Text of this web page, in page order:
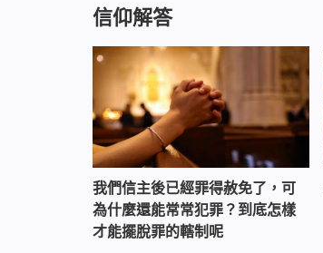
信仰解答
我們信主後已經罪得赦免了，可
為什麼還能常常犯罪？到底怎樣
才能擺脫罪的轄制呢